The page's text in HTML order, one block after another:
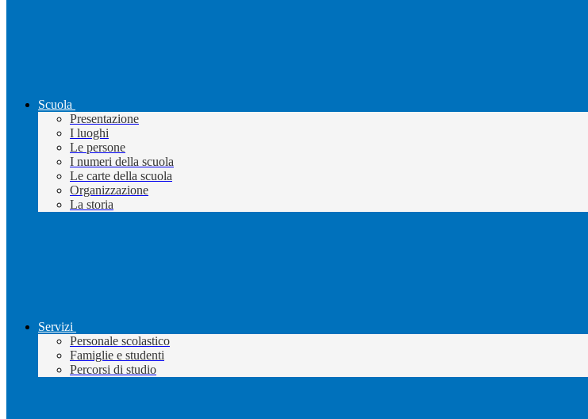
Scuola
Presentazione
I luoghi
Le persone
I numeri della scuola
Le carte della scuola
Organizzazione
La storia
Servizi
Personale scolastico
Famiglie e studenti
Percorsi di studio